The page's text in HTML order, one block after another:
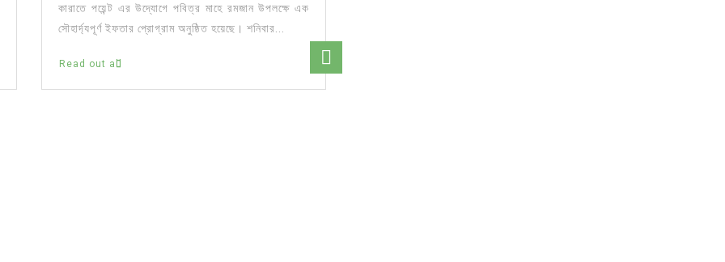
কারাতে পয়েন্ট এর উদ্যোগে পবিত্র মাহে রমজান উপলক্ষে এক
সৌহার্দ্যপূর্ণ ইফতার প্রোগ্রাম অনুষ্ঠিত হয়েছে। শনিবার...
Read out all